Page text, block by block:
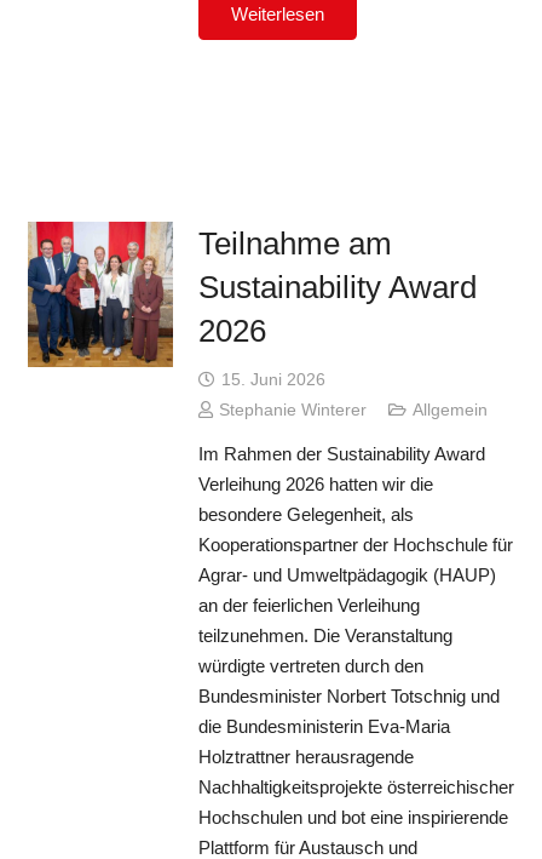
Weiterlesen
Teilnahme am
Sustainability Award
2026
15. Juni 2026
Stephanie Winterer
Allgemein
Im Rahmen der Sustainability Award
Verleihung 2026 hatten wir die
besondere Gelegenheit, als
Kooperationspartner der Hochschule für
Agrar- und Umweltpädagogik (HAUP)
an der feierlichen Verleihung
teilzunehmen. Die Veranstaltung
würdigte vertreten durch den
Bundesminister Norbert Totschnig und
die Bundesministerin Eva-Maria
Holztrattner herausragende
Nachhaltigkeitsprojekte österreichischer
Hochschulen und bot eine inspirierende
Plattform für Austausch und